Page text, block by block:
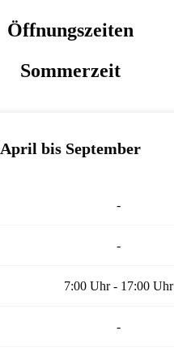
Öffnungszeiten
Sommerzeit
April bis September
-
-
7:00 Uhr - 17:00 Uhr
-